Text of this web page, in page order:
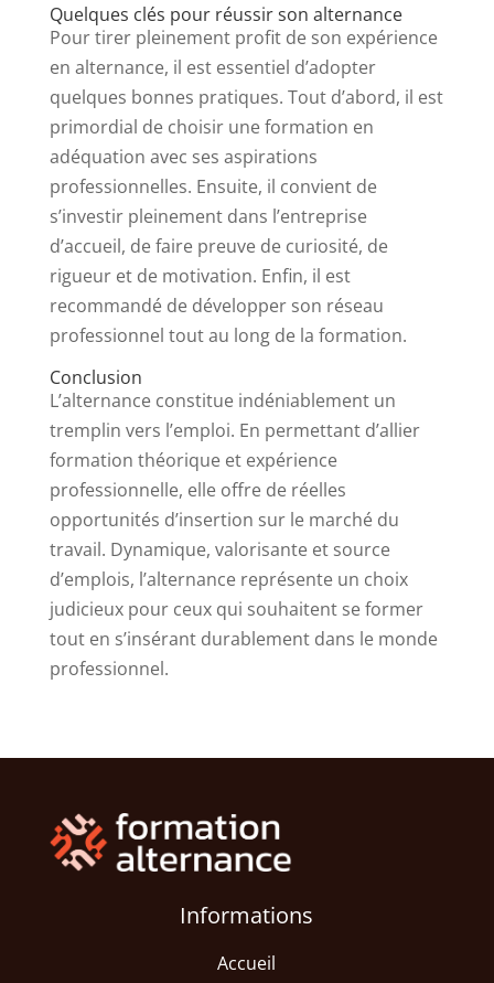
Quelques clés pour réussir son alternance
Pour tirer pleinement profit de son expérience
en alternance, il est essentiel d’adopter
quelques bonnes pratiques. Tout d’abord, il est
primordial de choisir une formation en
adéquation avec ses aspirations
professionnelles. Ensuite, il convient de
s’investir pleinement dans l’entreprise
d’accueil, de faire preuve de curiosité, de
rigueur et de motivation. Enfin, il est
recommandé de développer son réseau
professionnel tout au long de la formation.
Conclusion
L’alternance constitue indéniablement un
tremplin vers l’emploi. En permettant d’allier
formation théorique et expérience
professionnelle, elle offre de réelles
opportunités d’insertion sur le marché du
travail. Dynamique, valorisante et source
d’emplois, l’alternance représente un choix
judicieux pour ceux qui souhaitent se former
tout en s’insérant durablement dans le monde
professionnel.
Informations
Accueil